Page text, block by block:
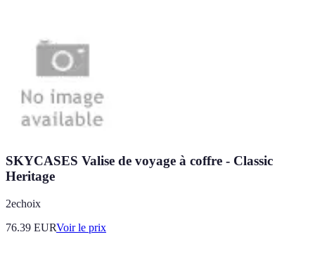
SKYCASES Valise de voyage à coffre - Classic
Heritage
2echoix
76.39 EURVoir le prix